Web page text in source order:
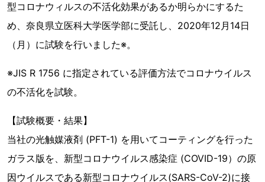
型コロナウィルスの不活化効果があるか明らかにするた
め、奈良県⽴医科⼤学医学部に受託し、2020年12月14日
（月）に試験を行いました※。
※JIS R 1756 に指定されている評価方法でコロナウイルス
の不活化を試験。
【試験概要・結果】
当社の光触媒液剤 (PFT-1) を用いてコーティングを行った
ガラス版を、新型コロナウイルス感染症 (COVID-19）の原
因ウイルスである新型コロナウイルス(SARS-CoV-2)に接